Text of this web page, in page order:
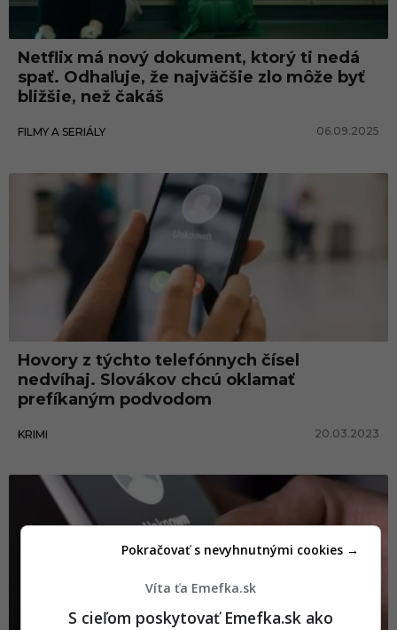
m
e
č
s
o
Netflix má nový dokument, ktorý ti nedá
spať. Odhaľuje, že najväčšie zlo môže byť
bližšie, než čakáš
FILMY A SERIÁLY 06.09.2025
Hovory z týchto telefónnych čísel
nedvíhaj. Slovákov chcú oklamať
prefíkaným podvodom
KRIMI 20.03.2023
Víta ťa Emefka.sk
S cieľom poskytovať Emefka.sk ako
Pokračovať s nevyhnutnými cookies →